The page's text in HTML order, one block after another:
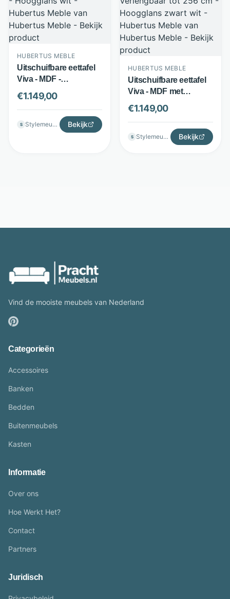
HUBERTUS MEBLE
Uitschuifbare eettafel
Viva - MDF -
uitschuifbaar tot 256
cm - Hoogglans wit -
Hubertus Meble
€1.149,00
S Stylemeubels Bekijk
HUBERTUS MEBLE
Uitschuifbare eettafel
Viva - MDF met
hardcoating -
Verlengbaar tot 256 cm
- Hoogglans zwart wit -
Hubertus Meble
€1.149,00
S Stylemeubels Bekijk
Vind de mooiste meubels van Nederland
Categorieën
Accessoires
Banken
Bedden
Buitenmeubels
Kasten
Informatie
Over ons
Hoe Werkt Het?
Contact
Partners
Juridisch